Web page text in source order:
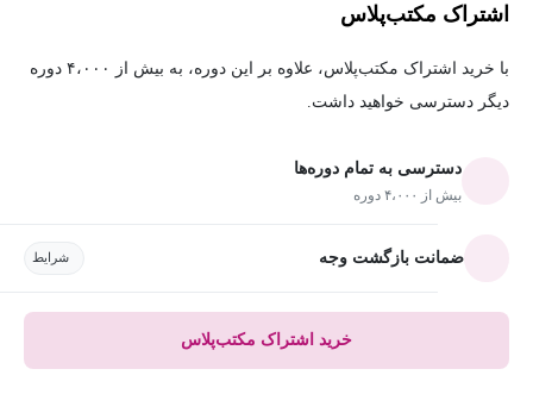
اشتراک مکتب‌پلاس
با خرید اشتراک مکتب‌پلاس، علاوه بر این دوره، به بیش از ۴،۰۰۰ دوره
دیگر دسترسی خواهید داشت.
دسترسی به تمام دوره‌ها
بیش از ۴،۰۰۰ دوره
ضمانت بازگشت وجه شرایط
خرید اشتراک مکتب‌پلاس